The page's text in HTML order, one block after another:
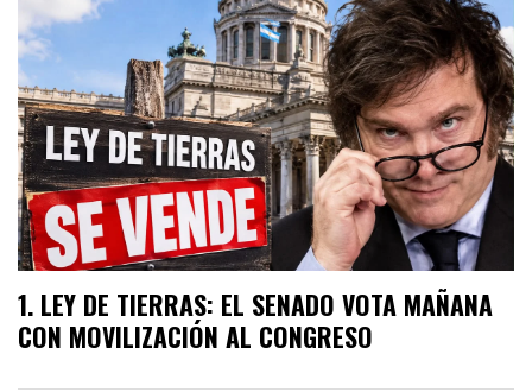
LEY DE TIERRAS: EL SENADO VOTA MAÑANA
CON MOVILIZACIÓN AL CONGRESO